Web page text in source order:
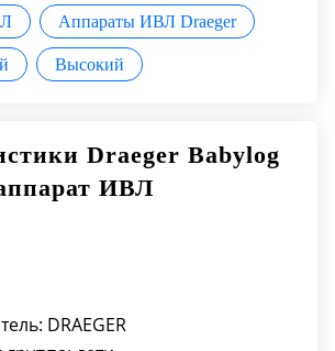
Аппараты ИВЛ Draeger
Высокий
Draeger Babylog
ИВЛ
DRAEGER